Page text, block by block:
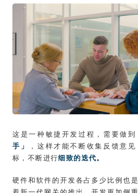
这是一种敏捷开发过程，需要做到
手」
，这样才能不断收集反馈意
标，不断进行细致的迭代。
硬件和软件的开发各占多少比例也